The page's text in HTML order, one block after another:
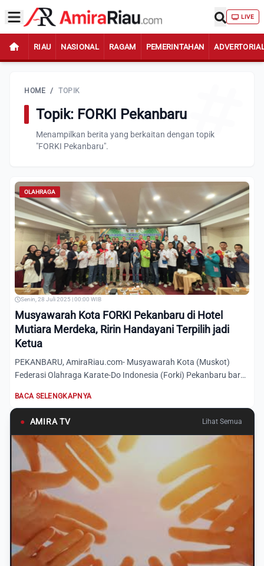
LIVE
RIAU NASIONAL RAGAM PEMERINTAHAN
HOME / TOPIK
Topik: FORKI Pekanbaru
Menampilkan berita yang berkaitan dengan topik
"FORKI Pekanbaru".
OLAHRAGA
Senin, 28 Juli 2025 | 00:00 WIB
Musyawarah Kota FORKI Pekanbaru di Hotel
Mutiara Merdeka, Ririn Handayani Terpilih jadi
Ketua
PEKANBARU, AmiraRiau.com- Musyawarah Kota (Muskot)
Federasi Olahraga Karate-Do Indonesia (Forki) Pekanbaru baru
BACA SELENGKAPNYA
● AMIRA TV Lihat Semua